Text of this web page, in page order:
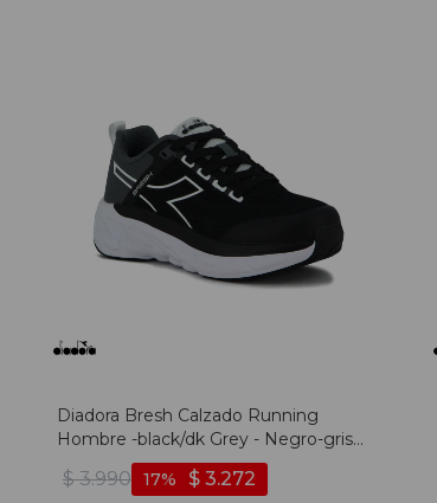
Diadora Bresh Calzado Running
Hombre -black/dk Grey - Negro-gris
$ 3.990 $ 3.272
17